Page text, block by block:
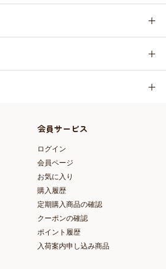
会員サービス
ログイン
会員ページ
お気に入り
購入履歴
定期購入商品の確認
クーポンの確認
ポイント履歴
入荷案内申し込み商品